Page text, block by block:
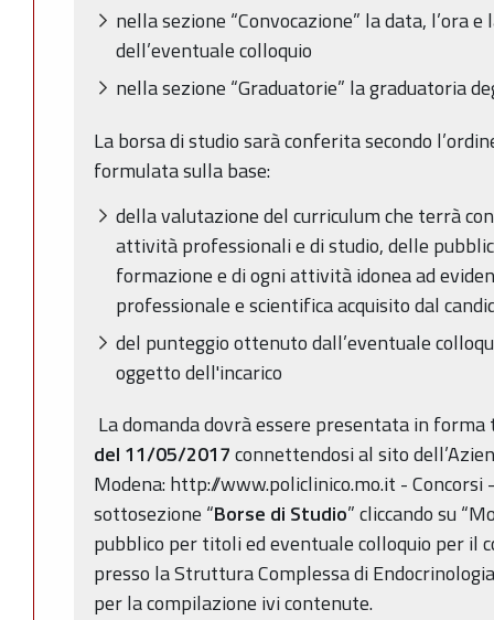
nella sezione “Convocazione” la data, l’ora
dell’eventuale colloquio
nella sezione “Graduatorie” la graduatoria
La borsa di studio sarà conferita secondo
formulata sulla base:
della valutazione del curriculum che terrà
attività professionali e di studio, delle
formazione e di ogni attività idonea ad
professionale e scientifica acquisito dal
del punteggio ottenuto dall’eventuale
oggetto dell'incarico
La domanda dovrà essere presentata in
del 11/05/2017connettendosi al sito
Modena: http://www.policlinico.mo.it - Concorsi
sottosezione “Borse di Studio” cliccando su
pubblico per titoli ed eventuale colloquio per il
presso la Struttura Complessa di
per la compilazione ivi contenute.